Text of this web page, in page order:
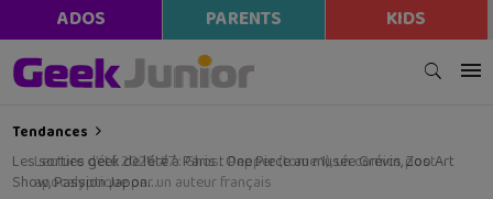
ADOS PARENTS KIDS
Tendances
Les sorties geek de l’été à Paris : One Piece au musée Grévin, Zoo Art
Show, Passion Japon…